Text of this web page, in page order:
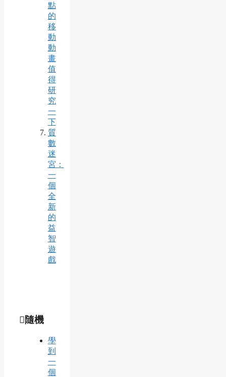
點
的
移
動
動
畫
值
得
研
究
一
下
質
數
迷
宮：
一
個
全
新
的
益
智
遊
戲
隨機
學
到
一
個